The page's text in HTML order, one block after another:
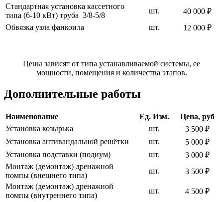
Стандартная установка кассетного
типа (6-10 кВт) труба 3/8-5/8
шт.
40 000 ₽
Обвязка узла фанкоила
шт. 12 000 ₽
Цены зависят от типа устанавливаемой системы, ее
мощности, помещения и количества этапов.
Дополнительные работы
Наименование Ед. Изм.
Цена, руб
Установка козырька
шт.
3 500 ₽
Установка антивандальной решётки
шт.
5 000 ₽
Установка подставки (подиум)
шт.
3 000 ₽
Монтаж (демонтаж) дренажной
помпы (внешнего типа)
шт.
3 500 ₽
Монтаж (демонтаж) дренажной
помпы (внутреннего типа)
шт. 4 500 ₽